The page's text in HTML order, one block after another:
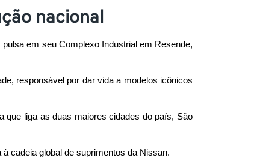
nacional
em seu Complexo Industrial em Resende,
responsável por dar vida a modelos icônicos
que liga as duas maiores cidades do país, São
cadeia global de suprimentos da Nissan.